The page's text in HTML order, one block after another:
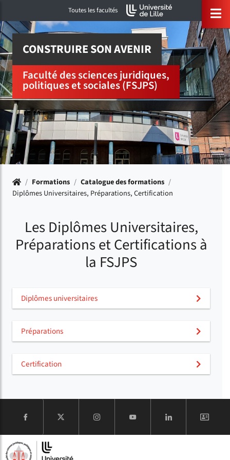
Accéder au menu principal
Accéder à la recherche
Accéder au pied de pageToutes les facultés
CONSTRUIRE SON AVENIR
Faculté des sciences juridiques,
politiques et sociales (FSJPS)
Accueil
/ Formations / Catalogue des formations /
Diplômes Universitaires, Préparations, Certification
Les Diplômes Universitaires,
Préparations et Certifications à
la FSJPS
Diplômes universitaires
Préparations
Certification
COMPTE